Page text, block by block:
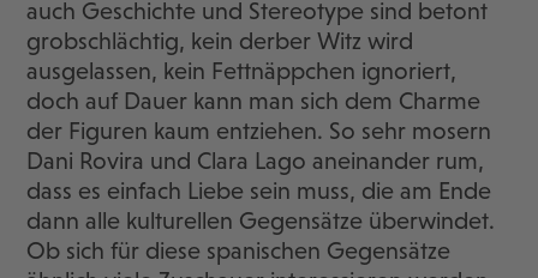
auch Geschichte und Stereotype sind betont
grobschlächtig, kein derber Witz wird
ausgelassen, kein Fettnäppchen ignoriert,
doch auf Dauer kann man sich dem Charme
der Figuren kaum entziehen. So sehr mosern
Dani Rovira und Clara Lago aneinander rum,
dass es einfach Liebe sein muss, die am Ende
dann alle kulturellen Gegensätze überwindet.
Ob sich für diese spanischen Gegensätze